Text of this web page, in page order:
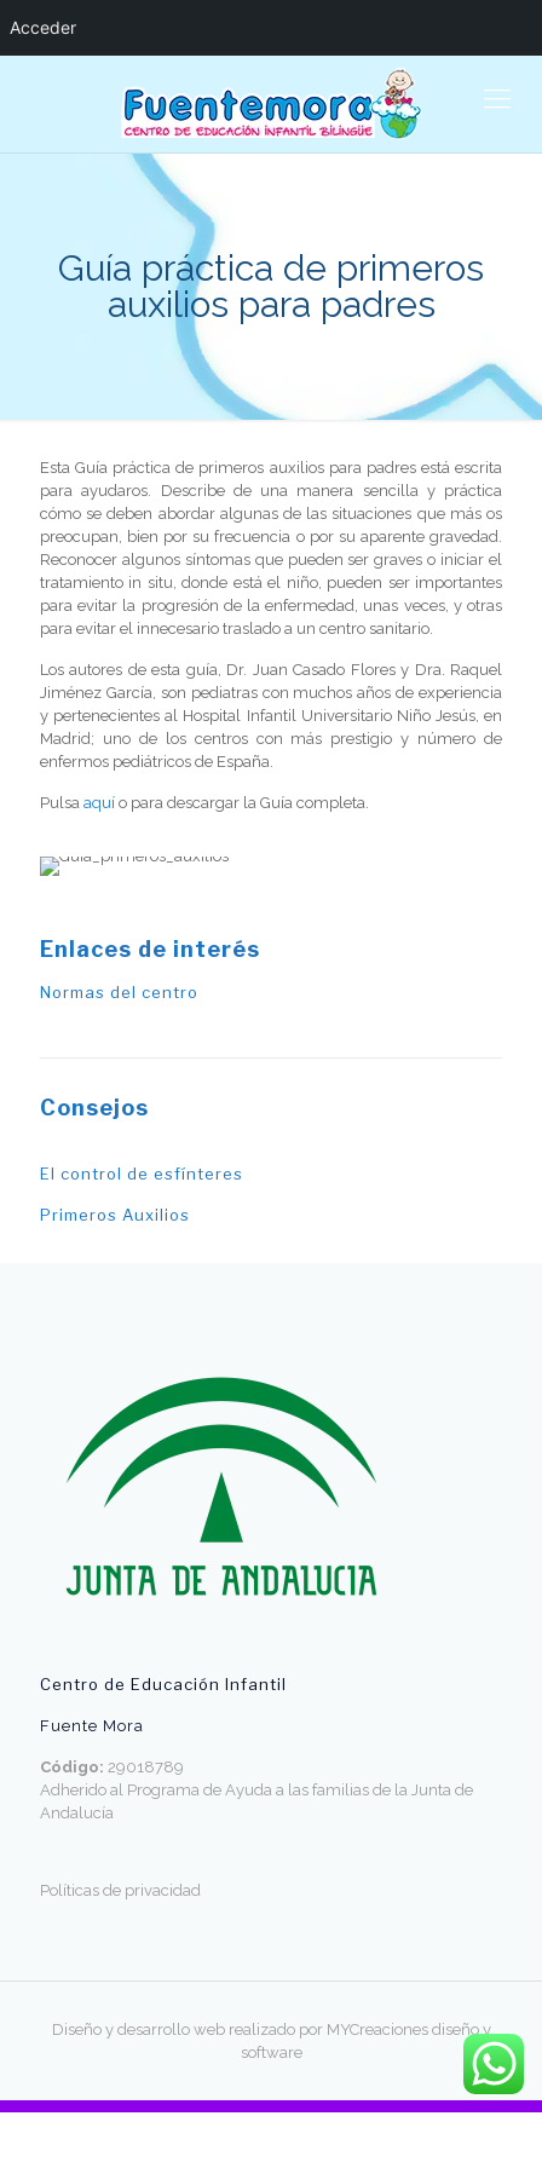
Guía práctica de primeros
auxilios para padres
Esta Guía práctica de primeros auxilios para padres está escrita
para ayudaros. Describe de una manera sencilla y práctica
cómo se deben abordar algunas de las situaciones que más os
preocupan, bien por su frecuencia o por su aparente gravedad.
Reconocer algunos síntomas que pueden ser graves o iniciar el
tratamiento in situ, donde está el niño, pueden ser importantes
para evitar la progresión de la enfermedad, unas veces, y otras
para evitar el innecesario traslado a un centro sanitario.
Los autores de esta guía, Dr. Juan Casado Flores y Dra. Raquel
Jiménez García, son pediatras con muchos años de experiencia
y pertenecientes al Hospital Infantil Universitario Niño Jesús, en
Madrid; uno de los centros con más prestigio y número de
enfermos pediátricos de España.
Pulsa aquí o para descargar la Guía completa.
Enlaces de interés
Normas del centro
Consejos
El control de esfínteres
Primeros Auxilios
Centro de Educación Infantil
Fuente Mora
Código: 29018789
Adherido al Programa de Ayuda a las familias de la Junta de
Andalucía
Políticas de privacidad
Diseño y desarrollo web realizado por MYCreaciones diseño y
software
Acceder